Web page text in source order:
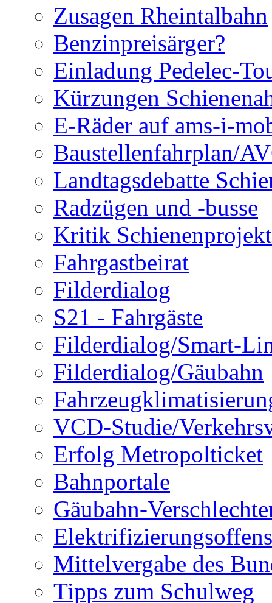
Zusagen Rheintalbahn
Benzinpreisärger?
Einladung Pedelec-
Kürzungen
E-Räder auf ams-i-
Baustellenfahrplan/
Landtagsdebatte
Radzügen und -busse
Kritik
Fahrgastbeirat
Filderdialog
S21 - Fahrgäste
Filderdialog/Smart-
Filderdialog/Gäubahn
VCD-Studie/
Erfolg Metropolticket
Bahnportale
Gäubahn-
Mittelvergabe des
Tipps zum Schulweg